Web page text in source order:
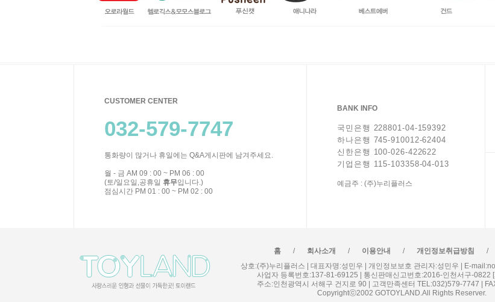
CUSTOMER CENTER
032-579-7747
통화량이 많거나 휴일에는 Q&A게시판에 남겨주세요.
월 - 금 AM 09 : 00 ~ PM 06 : 00
(토/일요일,공휴일 휴무입니다.)
점심시간 PM 01 : 00 ~ PM 02 : 00
BANK INFO
국민은행 228801-04-159392
하나은행 745-910012-62404
신한은행 100-026-422622
기업은행 115-103358-04-013
예금주 : (주)누리플러스
홈 / 회사소개 / 이용안내 / 개인정보취급방침 /
상호:(주)누리플러스 | 대표자명:성민우 | 개인정보보호 관리자:성민우 | E-
사업자 등록번호:137-81-69125 | 통신판매신고번호:2016-인천서구-0822
주소:인천광역시 서해구 건지로 90 | 고객만족센터 TEL:032)579-7747 |
Copyrightⓒ2002 GOTOYLAND.All Rights Reserver.